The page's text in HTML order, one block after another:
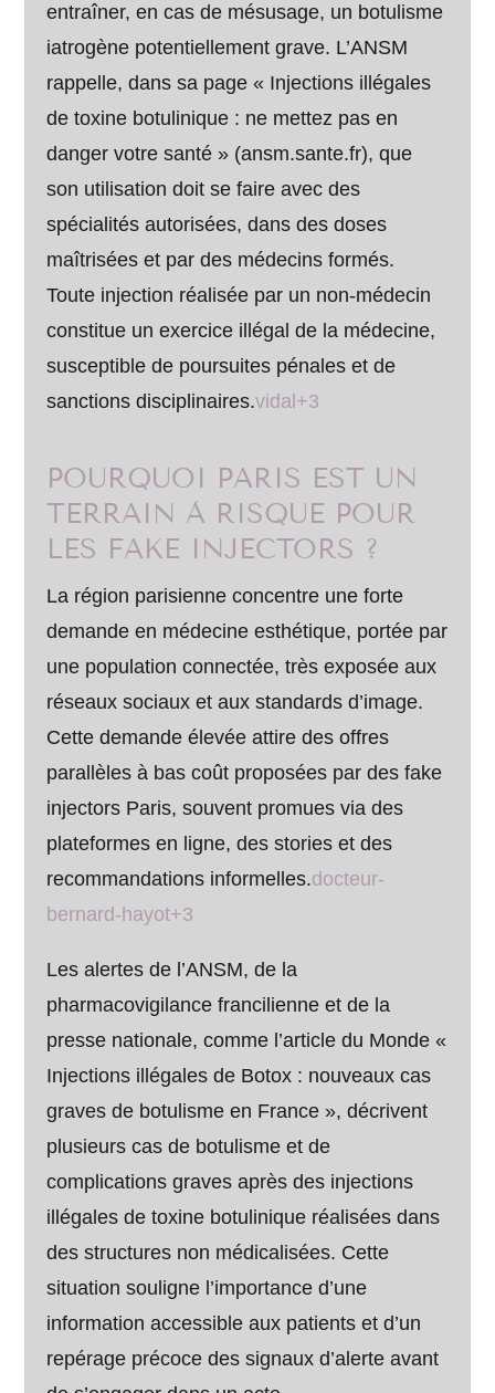
entraîner, en cas de mésusage, un botulisme
iatrogène potentiellement grave. L’ANSM
rappelle, dans sa page « Injections illégales
de toxine botulinique : ne mettez pas en
danger votre santé » (ansm.sante.fr), que
son utilisation doit se faire avec des
spécialités autorisées, dans des doses
maîtrisées et par des médecins formés.
Toute injection réalisée par un non-médecin
constitue un exercice illégal de la médecine,
susceptible de poursuites pénales et de
sanctions disciplinaires.vidal+3
POURQUOI PARIS EST UN
TERRAIN À RISQUE POUR
LES FAKE INJECTORS ?
La région parisienne concentre une forte
demande en médecine esthétique, portée par
une population connectée, très exposée aux
réseaux sociaux et aux standards d’image.
Cette demande élevée attire des offres
parallèles à bas coût proposées par des fake
injectors Paris, souvent promues via des
plateformes en ligne, des stories et des
recommandations informelles.docteur-
bernard-hayot+3
Les alertes de l’ANSM, de la
pharmacovigilance francilienne et de la
presse nationale, comme l’article du Monde «
Injections illégales de Botox : nouveaux cas
graves de botulisme en France », décrivent
plusieurs cas de botulisme et de
complications graves après des injections
illégales de toxine botulinique réalisées dans
des structures non médicalisées. Cette
situation souligne l’importance d’une
information accessible aux patients et d’un
repérage précoce des signaux d’alerte avant